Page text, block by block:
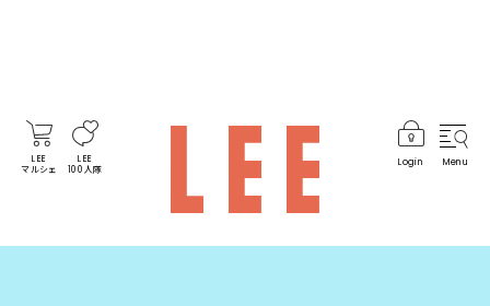
LEE
マルシェ
LEE
100人隊
Login Menu